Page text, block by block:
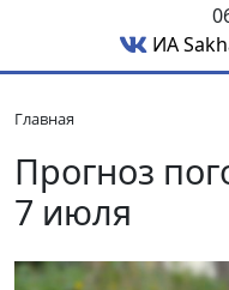
ИА
Главная
Прогноз
7 июля